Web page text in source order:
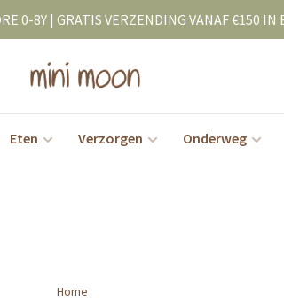
0-8Y | GRATIS VERZENDING VANAF €150 IN
Eten Verzorgen Onderweg
Home